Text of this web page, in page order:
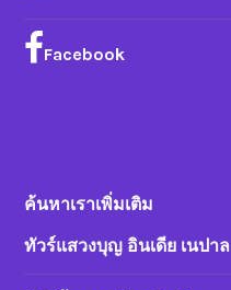
Facebook
ค้นหาเราเพิ่มเติม
ทัวร์แสวงบุญ อินเดีย เนปาล